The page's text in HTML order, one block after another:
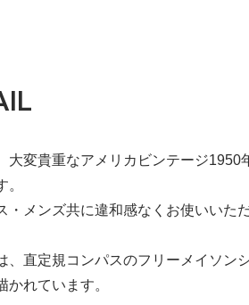
大変貴重なアメリカビンテージ
。
・メンズ共に違和感なくお使いいた
、直定規コンパスのフリーメイソン
かれています。